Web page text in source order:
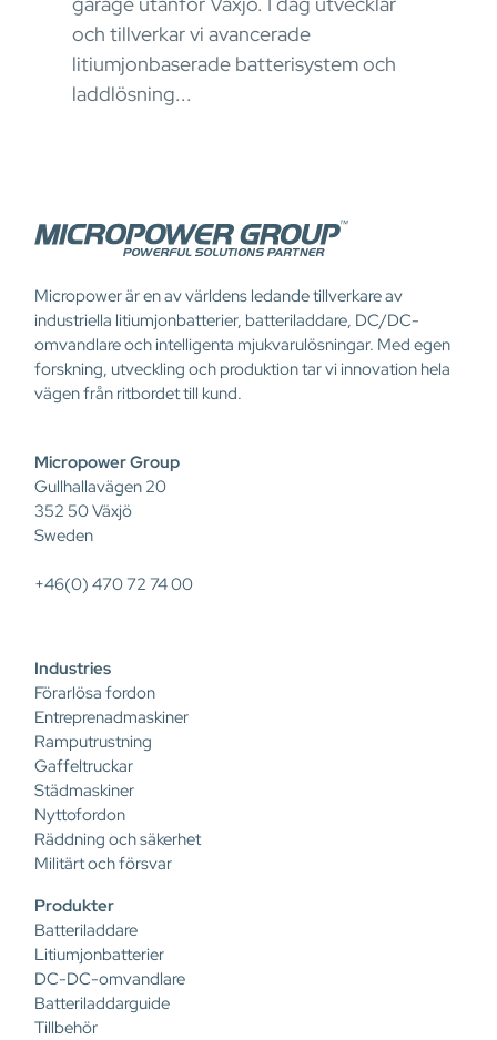
och tillverkar vi avancerade
litiumjonbaserade batterisystem och
laddlösning...
Micropower är en av världens ledande tillverkare av
industriella litiumjonbatterier, batteriladdare, DC/DC-
omvandlare och intelligenta mjukvarulösningar. Med egen
forskning, utveckling och produktion tar vi innovation hela
vägen från ritbordet till kund.
Micropower Group
Gullhallavägen 20
352 50 Växjö
Sweden
+46(0) 470 72 74 00
Industries
Förarlösa fordon
Entreprenadmaskiner
Ramputrustning
Gaffeltruckar
Städmaskiner
Nyttofordon
Räddning och säkerhet
Militärt och försvar
Produkter
Batteriladdare
Litiumjonbatterier
DC-DC-omvandlare
Batteriladdarguide
Tillbehör